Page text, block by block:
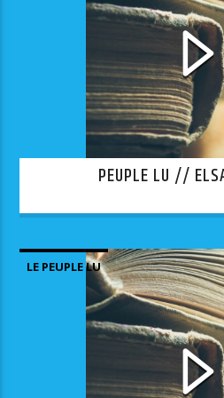
PEUPLE LU //
LE PEUPLE LU